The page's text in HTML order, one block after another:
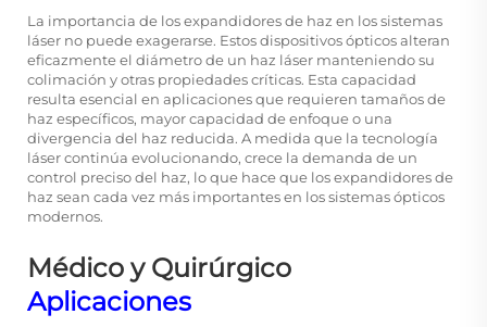
La importancia de los expandidores de haz en los sistemas
láser no puede exagerarse. Estos dispositivos ópticos alteran
eficazmente el diámetro de un haz láser manteniendo su
colimación y otras propiedades críticas. Esta capacidad
resulta esencial en aplicaciones que requieren tamaños de
haz específicos, mayor capacidad de enfoque o una
divergencia del haz reducida. A medida que la tecnología
láser continúa evolucionando, crece la demanda de un
control preciso del haz, lo que hace que los expandidores de
haz sean cada vez más importantes en los sistemas ópticos
modernos.
Médico y Quirúrgico
Aplicaciones